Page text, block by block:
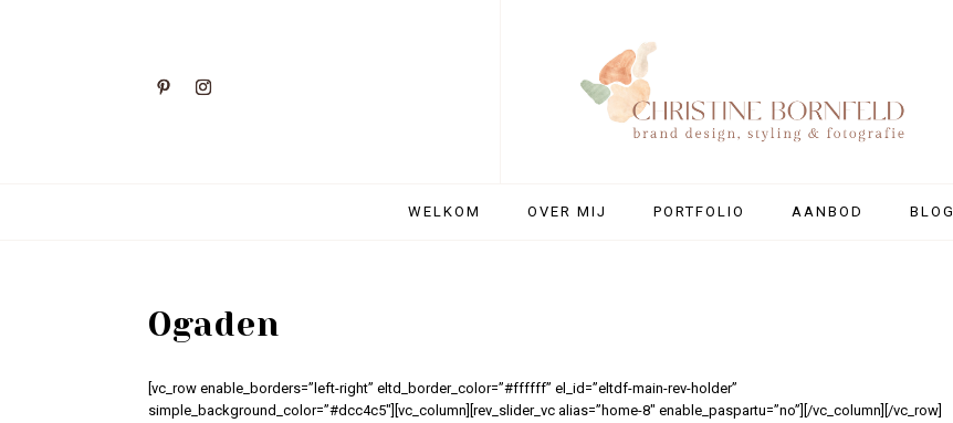
WELKOM OVER MIJ PORTFOLIO AANBOD BLOG
Ogaden
[vc_row enable_borders=”left-right” eltd_border_color=”#ffffff” el_id=”eltdf-main-rev-holder”
simple_background_color=”#dcc4c5″][vc_column][rev_slider_vc alias=”home-8″ enable_paspartu=”no”][/vc_column][/vc_row]